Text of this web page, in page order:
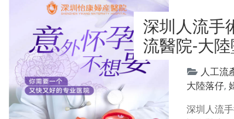
深圳人流手
流醫院-大
人工流
大陸落仔,
深圳人流